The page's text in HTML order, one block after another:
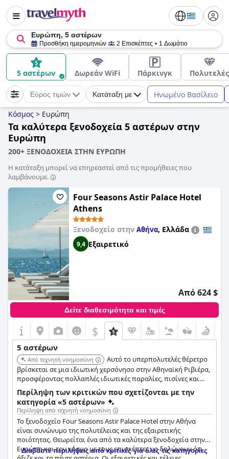
Ευρώπη, 5 αστέρων
Προσθήκη ημερομηνιών 2 Επισκέπτες 1 Δωμάτιο
5 αστέρων Δωρεάν WiFi Πάρκινγκ Πολυτελές
Εύρος τιμών Κατάταξη με Ηνωμένο Βασίλειο
Κόσμος > Ευρώπη
Τα καλύτερα ξενοδοχεία 5 αστέρων στην
Ευρώπη
200+ ΞΕΝΟΔΟΧΕΙΑ ΣΤΗΝ ΕΥΡΩΠΗ
Η κατάταξη μπορεί να επηρεαστεί από τις προμήθειες που
λαμβάνουμε.
Four Seasons Astir Palace Hotel
Athens
Ξενοδοχείο στην Αθήνα, Ελλάδα
9,4 Εξαιρετικό
Από 624 $
Δείτε διαθεσιμότητα και τιμές
$
5 αστέρων
Από τεχνητή νοημοσύνη
Αυτό το υπερπολυτελές θέρετρο
βρίσκεται σε μια ιδιωτική χερσόνησο στην Αθηναϊκή Ριβιέρα,
προσφέροντας πολλαπλές ιδιωτικές παραλίες, πισίνες και
επιλογές υψηλής γαστρονομίας. Παρέχει ένα απομονωμένο,
πολυτελές καταφύγιο μόλις λίγα λεπτά με το αυτοκίνητο από
το κέντρο της πόλης. Οι επισκέπτες επαινούν την εξαιρετική
εξυπηρέτηση και τα πολυτελή καταλύματα.
Περίληψη των κριτικών που σχετίζονται με την
κατηγορία «5 αστέρων»
Περίληψη από τεχνητή νοημοσύνη
Το ξενοδοχείο Four Seasons Astir Palace Hotel στην Αθήνα
είναι συνώνυμο της πολυτέλειας και της εξαιρετικής
ποιότητας. Θεωρείται ένα από τα καλύτερα ξενοδοχεία στην
Ευρώπη και τον κόσμο με τους επισκέπτες να δηλώνουν ότι
Διαβάστε περιλήψεις από κριτικές για όλες τις κατηγορίες